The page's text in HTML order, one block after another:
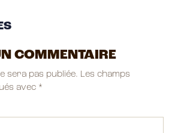
COMMENTAIRE
sera pas publiée. Les champs
avec *